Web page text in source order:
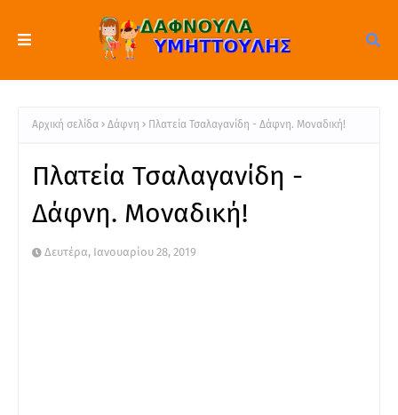
Αρχική σελίδα Δάφνη Πλατεία Τσαλαγανίδη - Δάφνη. Μοναδική!
Πλατεία Τσαλαγανίδη -
Δάφνη. Μοναδική!
Δευτέρα, Ιανουαρίου 28, 2019